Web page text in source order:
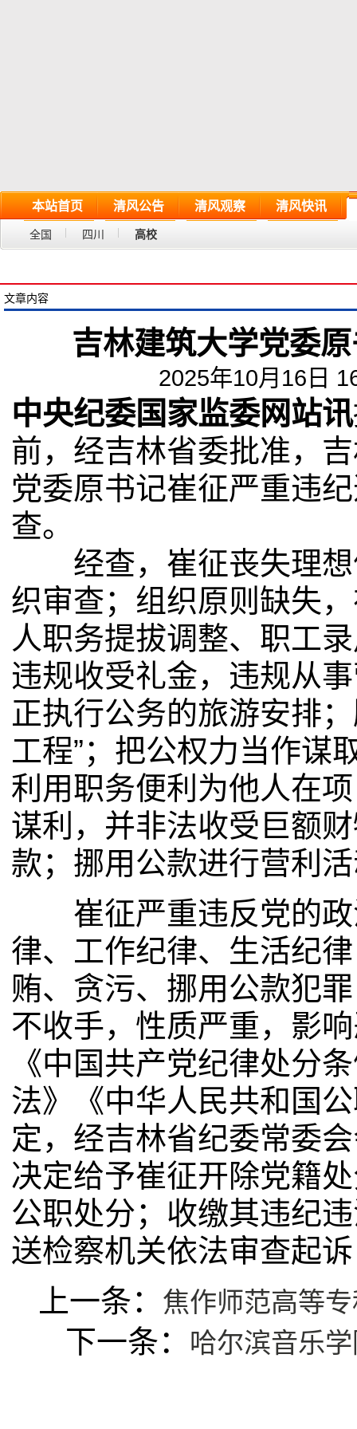
本站首页 清风公告 清风观察 清风快讯
全国 四川 高校
文章内容
吉林建筑大学党委
2025年10月16日
中央纪委国家监委网站讯
前，经吉林省委批准，
党委原书记崔征严重违
查。
经查，崔征丧失理想
织审查；组织原则缺失
人职务提拔调整、职工
违规收受礼金，违规从
正执行公务的旅游安排
工程”；把公权力当作谋
利用职务便利为他人在
谋利，并非法收受巨额
款；挪用公款进行营利
崔征严重违反党的政
律、工作纪律、生活纪
贿、贪污、挪用公款犯
不收手，性质严重，影
《中国共产党纪律处分
法》《中华人民共和国
定，经吉林省纪委常委
决定给予崔征开除党籍
公职处分；收缴其违纪
送检察机关依法审查起
上一条： 焦作师范高等
下一条： 哈尔滨音乐